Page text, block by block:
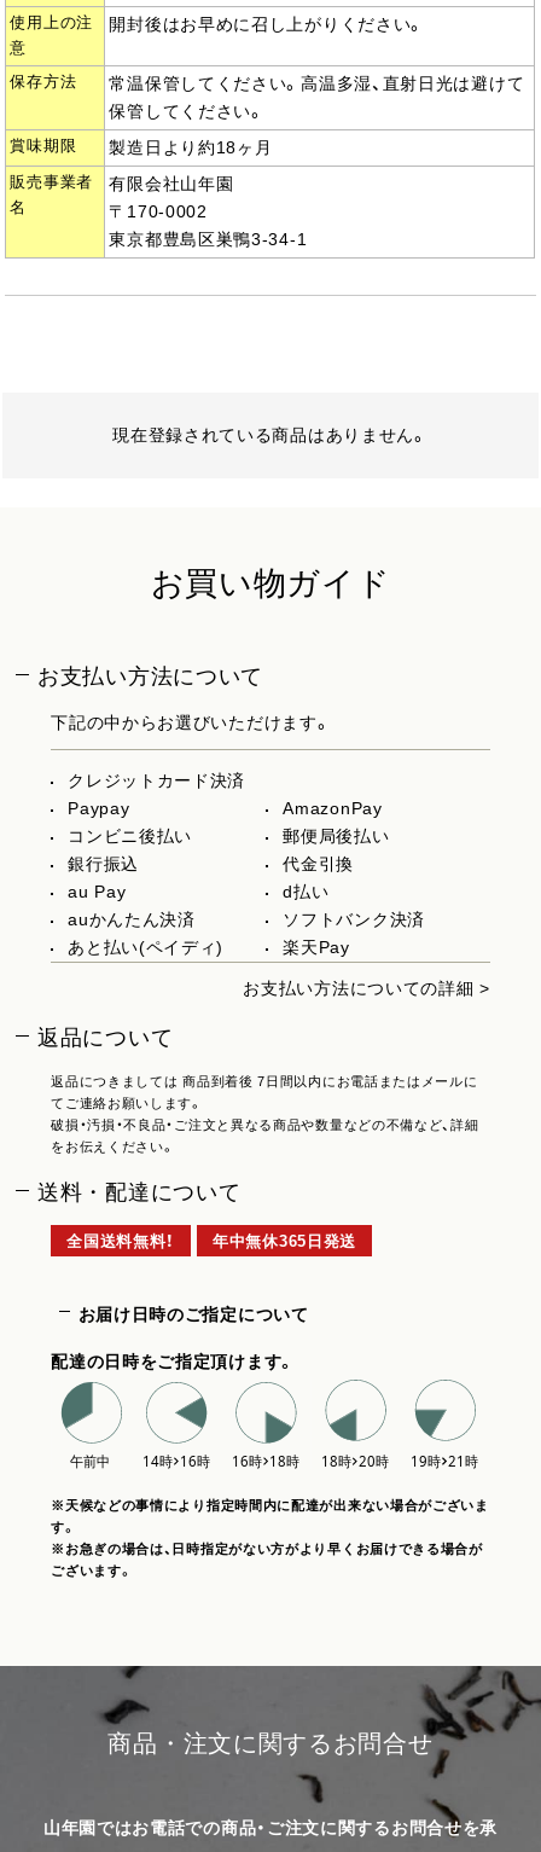
使用上の注
意
開封後はお早めに召し上がりください。
保存方法
常温保管してください。高温多湿、直射日光は避けて
保管してください。
賞味期限 製造日より約18ヶ月
販売事業者
名
有限会社山年園
〒170-0002
東京都豊島区巣鴨3-34-1
現在登録されている商品はありません。
お買い物ガイド
お支払い方法について
下記の中からお選びいただけます。
クレジットカード決済
Paypay
AmazonPay
コンビニ後払い
郵便局後払い
銀行振込
代金引換
au Pay
d払い
auかんたん決済
ソフトバンク決済
あと払い(ペイディ)
楽天Pay
お支払い方法についての詳細 >
返品について
返品につきましては 商品到着後 7日間以内にお電話またはメールに
てご連絡お願いします。
破損・汚損・不良品・ご注文と異なる商品や数量などの不備など、詳細
をお伝えください。
送料・配達について
全国送料無料！ 年中無休365日発送
お届け日時のご指定について
配達の日時をご指定頂けます。
※天候などの事情により指定時間内に配達が出来ない場合がございま
す。
※お急ぎの場合は、日時指定がない方がより早くお届けできる場合が
ございます。
商品・注文に関するお問合せ
山年園ではお電話での商品・ご注文に関するお問合せを承